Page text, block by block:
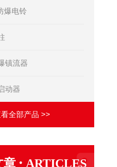
爆电铃
镇流器
动器
全部产品 >>
章 · ARTICLES